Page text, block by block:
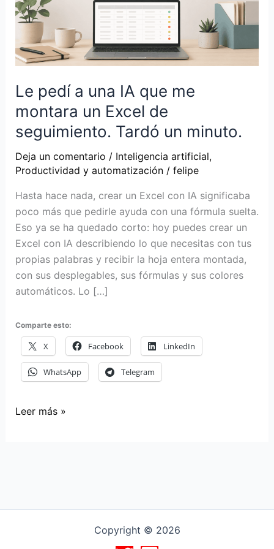
Le pedí a una IA que me
montara un Excel de
seguimiento. Tardó un minuto.
Deja un comentario / Inteligencia artificial,
Productividad y automatización/ felipe
Hasta hace nada, crear un Excel con IA significaba
poco más que pedirle ayuda con una fórmula suelta.
Eso ya se ha quedado corto: hoy puedes crear un
Excel con IA describiendo lo que necesitas con tus
propias palabras y recibir la hoja entera montada,
con sus desplegables, sus fórmulas y sus colores
automáticos. Lo […]
Comparte esto:
X Facebook LinkedIn
WhatsApp Telegram
Le
Leer más »
Copyright © 2026